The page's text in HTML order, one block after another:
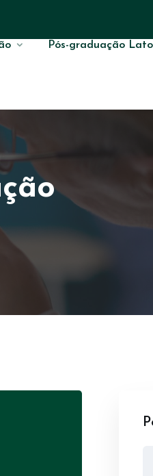
Pós-graduação